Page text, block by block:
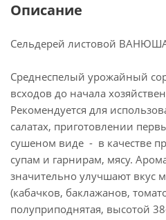
Описание
Сельдерей листовой
Среднеспелый урожайный
всходов до начала
Рекомендуется для
салатах, приготовлении
сушеном виде - в качестве
супам и гарнирам, мясу.
значительно улучшают вкус
(кабачков, баклажанов,
полуприподнятая, высотой